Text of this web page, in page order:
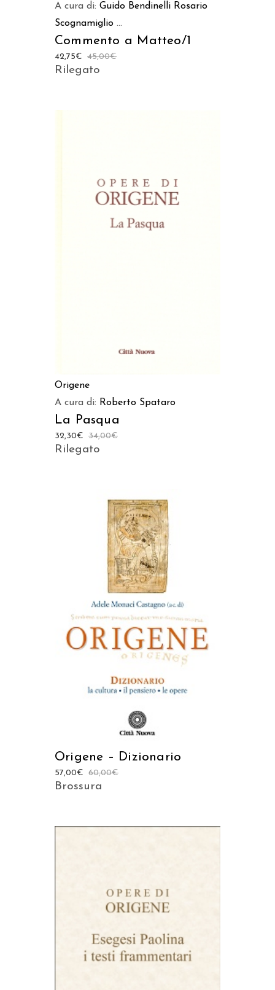
A cura di: Guido Bendinelli Rosario
Scognamiglio ...
Commento a Matteo/1
45,00€
42,75€
Rilegato
Origene
A cura di: Roberto Spataro
La Pasqua
34,00€
32,30€
Rilegato
AGGIUNGI AL CARRELLO
Origene – Dizionario
60,00€
57,00€
Brossura
AGGIUNGI AL CARRELLO